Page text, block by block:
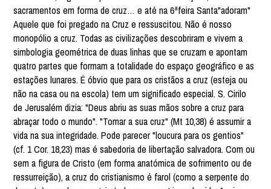
sacramentos em forma de cruz… e até na 6ªfeira Santa"adoram"
Aquele que foi pregado na Cruz e ressuscitou. Não é nosso
monopólio a cruz. Todas as civilizações descobriram e vivem a
simbologia geométrica de duas linhas que se cruzam e apontam
quatro partes que formam a totalidade do espaço geográfico e as
estações lunares. É óbvio que para os cristãos a cruz (esteja ou
não na casa ou na escola) tem um significado especial. S. Cirilo
de Jerusalém dizia: "Deus abriu as suas mãos sobre a cruz para
abraçar todo o mundo". "Tomar a sua cruz" (Mt 10,38) é assumir a
vida na sua integridade. Pode parecer "loucura para os gentios"
(cf. 1 Cor. 18,23) mas é sabedoria de libertação salvadora. Com ou
sem a figura de Cristo (em forma anatómica de sofrimento ou de
ressurreição), a cruz do cristianismo é farol (como a serpente do